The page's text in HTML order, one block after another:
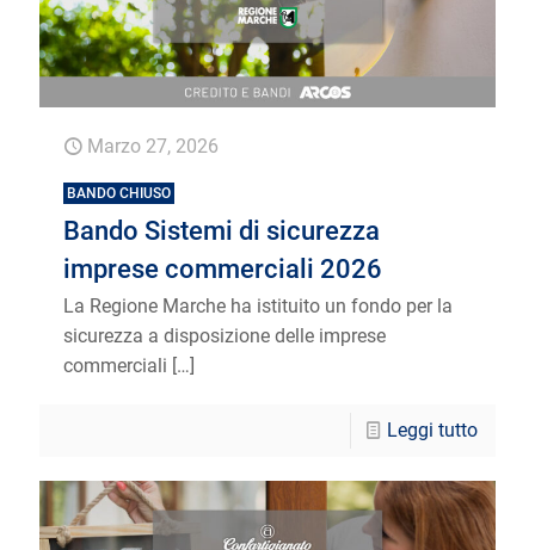
Marzo 27, 2026
BANDO CHIUSO
Bando Sistemi di sicurezza
imprese commerciali 2026
La Regione Marche ha istituito un fondo per la
sicurezza a disposizione delle imprese
commerciali […]
Leggi tutto